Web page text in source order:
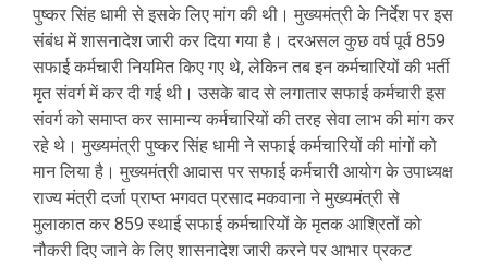
पुष्कर सिंह धामी से इसके लिए मांग की थी। मुख्यमंत्री के निर्देश पर इस
संबंध में शासनादेश जारी कर दिया गया है। दरअसल कुछ वर्ष पूर्व 859
सफाई कर्मचारी नियमित किए गए थे, लेकिन तब इन कर्मचारियों की भर्ती
मृत संवर्ग में कर दी गई थी। उसके बाद से लगातार सफाई कर्मचारी इस
संवर्ग को समाप्त कर सामान्य कर्मचारियों की तरह सेवा लाभ की मांग कर
रहे थे। मुख्यमंत्री पुष्कर सिंह धामी ने सफाई कर्मचारियों की मांगों को
मान लिया है। मुख्यमंत्री आवास पर सफाई कर्मचारी आयोग के उपाध्यक्ष
राज्य मंत्री दर्जा प्राप्त भगवत प्रसाद मकवाना ने मुख्यमंत्री से
मुलाकात कर 859 स्थाई सफाई कर्मचारियों के मृतक आश्रितों को
नौकरी दिए जाने के लिए शासनादेश जारी करने पर आभार प्रकट